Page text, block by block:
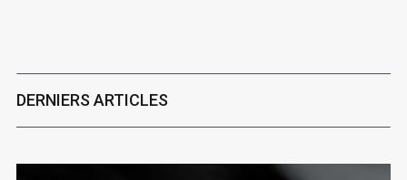
DERNIERS ARTICLES